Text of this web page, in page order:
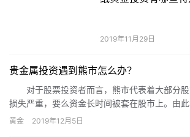
2019年11月29日
贵金属投资遇到熊市怎么办？
对于股票投资者而言，熊市代表着大部分股
损失严重，要么资金长时间被套在股市上。由
资者所愿意看到的，那么，贵金属投资遇到熊市
黄金 2019年12月5日